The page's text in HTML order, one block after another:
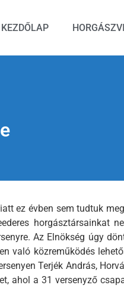
KEZDŐLAP
ez évben sem tudtuk
horgásztársainkat
Az Elnökség úgy
való közreműködés
Terjék András,
ahol a 31 versenyző